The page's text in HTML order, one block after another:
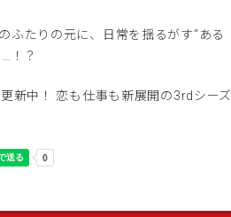
ふたりの元に、日常を揺るがす“ある
！？
新中！ 恋も仕事も新展開の3rdシーズ